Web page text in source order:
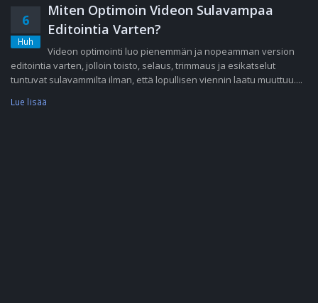
6
Huh
Miten Optimoin Videon Sulavampaa
Editointia Varten?
Videon optimointi luo pienemmän ja nopeamman version
editointia varten, jolloin toisto, selaus, trimmaus ja esikatselut
tuntuvat sulavammilta ilman, että lopullisen viennin laatu muuttuu....
Lue lisää